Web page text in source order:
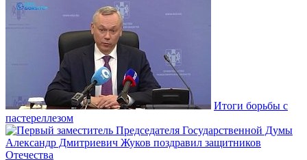
Итоги борьбы с
пастереллезом